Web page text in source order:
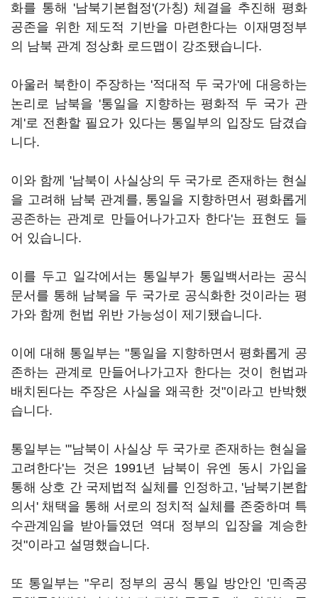
화를 통해 '남북기본협정'(가칭) 체결을 추진해 평화
공존을 위한 제도적 기반을 마련한다는 이재명정부
의 남북 관계 정상화 로드맵이 강조됐습니다.
아울러 북한이 주장하는 '적대적 두 국가'에 대응하는
논리로 남북을 '통일을 지향하는 평화적 두 국가 관
계'로 전환할 필요가 있다는 통일부의 입장도 담겼습
니다.
이와 함께 '남북이 사실상의 두 국가로 존재하는 현실
을 고려해 남북 관계를, 통일을 지향하면서 평화롭게
공존하는 관계로 만들어나가고자 한다'는 표현도 들
어 있습니다.
이를 두고 일각에서는 통일부가 통일백서라는 공식
문서를 통해 남북을 두 국가로 공식화한 것이라는 평
가와 함께 헌법 위반 가능성이 제기됐습니다.
이에 대해 통일부는 "통일을 지향하면서 평화롭게 공
존하는 관계로 만들어나가고자 한다는 것이 헌법과
배치된다는 주장은 사실을 왜곡한 것"이라고 반박했
습니다.
통일부는 "'남북이 사실상 두 국가로 존재하는 현실을
고려한다'는 것은 1991년 남북이 유엔 동시 가입을
통해 상호 간 국제법적 실체를 인정하고, '남북기본합
의서' 채택을 통해 서로의 정치적 실체를 존중하며 특
수관계임을 받아들였던 역대 정부의 입장을 계승한
것"이라고 설명했습니다.
또 통일부는 "우리 정부의 공식 통일 방안인 '민족공